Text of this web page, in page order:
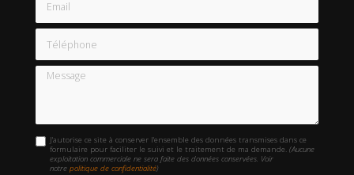
Téléphone
Message
J'autorise ce site à conserver l'ensemble des données transmises dans ce
formulaire pour faciliter le suivi et le traitement de ma demande.(Aucune
exploitation commerciale ne sera faite des données conservées. Voir
notrepolitique de confidentialité)